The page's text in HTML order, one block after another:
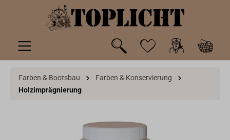
springen
Farben & Bootsbau
Farben & Konservierung
Holzimprägnierung